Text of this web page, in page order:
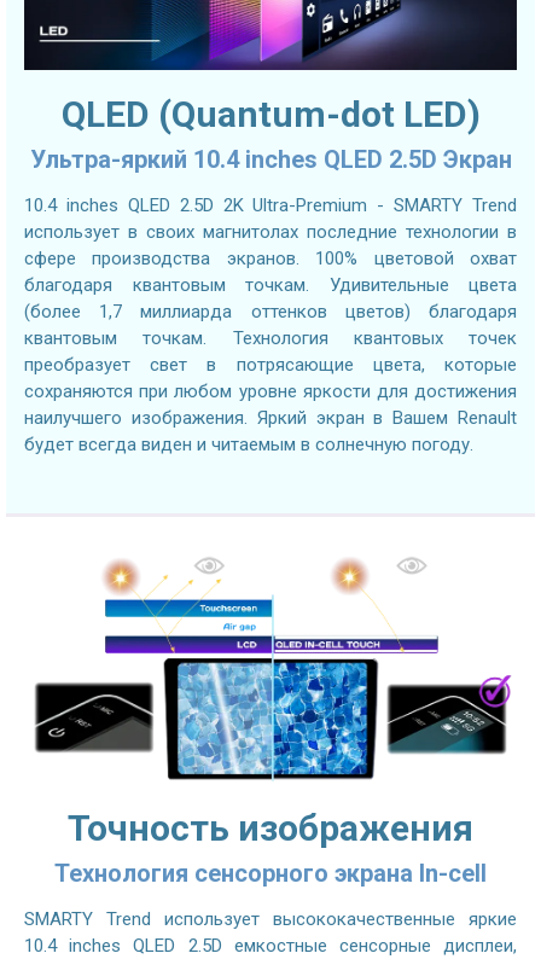
QLED (Quantum-dot LED)
Ультра-яркий 10.4 inches QLED 2.5D Экран
10.4 inches QLED 2.5D 2K Ultra-Premium - SMARTY Trend
использует в своих магнитолах последние технологии в
сфере производства экранов. 100% цветовой охват
благодаря квантовым точкам. Удивительные цвета
(более 1,7 миллиарда оттенков цветов) благодаря
квантовым точкам. Технология квантовых точек
преобразует свет в потрясающие цвета, которые
сохраняются при любом уровне яркости для достижения
наилучшего изображения. Яркий экран в Вашем Renault
будет всегда виден и читаемым в солнечную погоду.
Точность изображения
Технология сенсорного экрана In-cell
SMARTY Trend использует высококачественные яркие
10.4 inches QLED 2.5D емкостные сенсорные дисплеи,